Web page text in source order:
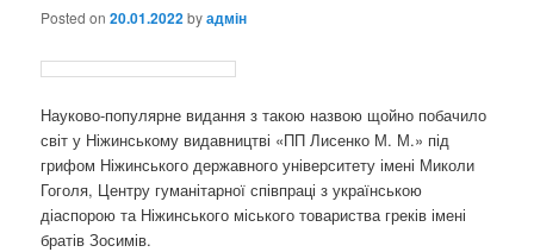
Posted on20.01.2022byадмін
Науково-популярне видання з такою назвою щойно побачило
світ у Ніжинському видавництві «ПП Лисенко М. М.» під
грифом Ніжинського державного університету імені Миколи
Гоголя, Центру гуманітарної співпраці з українською
діаспорою та Ніжинського міського товариства греків імені
братів Зосимів.